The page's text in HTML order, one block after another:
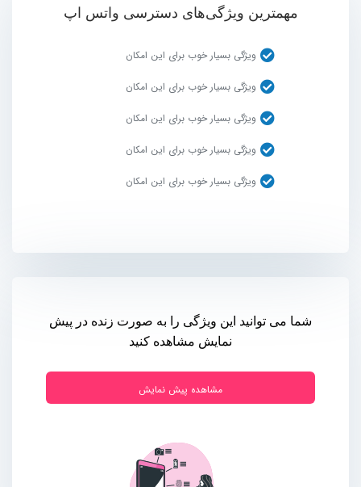
مهمترین ویژگی‌های دسترسی واتس اپ
ویژگی بسیار خوب برای این امکان
ویژگی بسیار خوب برای این امکان
ویژگی بسیار خوب برای این امکان
ویژگی بسیار خوب برای این امکان
ویژگی بسیار خوب برای این امکان
شما می توانید این ویژگی را به صورت زنده در پیش
نمایش مشاهده کنید
مشاهده پیش نمایش